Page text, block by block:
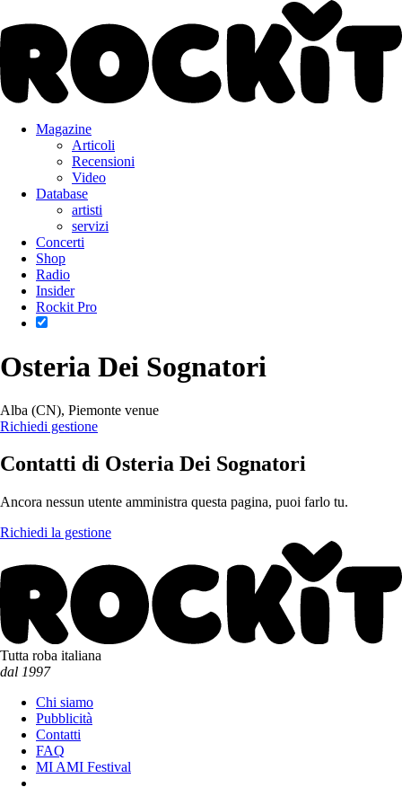
Magazine
Articoli
Recensioni
Video
Database
artisti
servizi
Concerti
Shop
Radio
Insider
Rockit Pro
Osteria Dei Sognatori
Alba (CN), Piemonte venue
Richiedi gestione
Contatti di Osteria Dei Sognatori
Ancora nessun utente amministra questa pagina, puoi farlo tu.
Richiedi la gestione
Tutta roba italiana
dal 1997
Chi siamo
Pubblicità
Contatti
FAQ
MI AMI Festival